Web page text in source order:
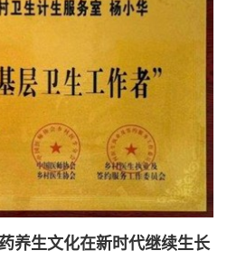
生文化在新时代继续生长